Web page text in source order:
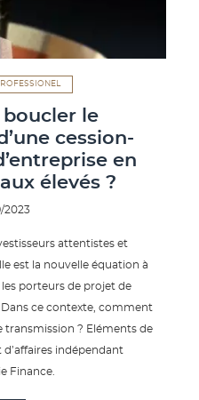
le
cession-
en
élevés ?
2023
attentistes et
est la nouvelle équation à
porteurs de projet de
ce contexte, comment
transmission ? Eléments de
indépendant
Finance.